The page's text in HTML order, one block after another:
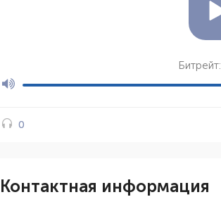
Битрейт:
0
Контактная информация